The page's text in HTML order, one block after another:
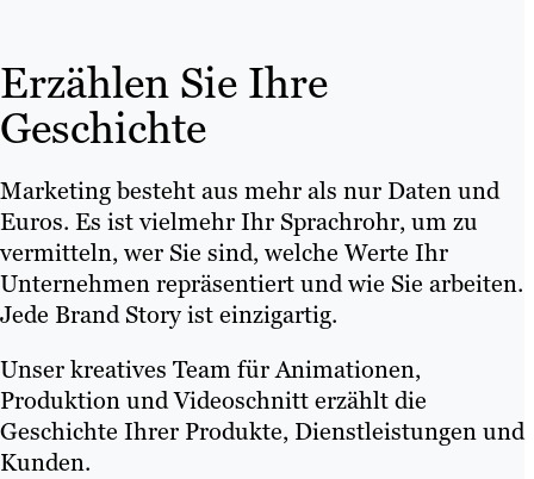
Erzählen Sie Ihre
Geschichte
Marketing besteht aus mehr als nur Daten und
Euros. Es ist vielmehr Ihr Sprachrohr, um zu
vermitteln, wer Sie sind, welche Werte Ihr
Unternehmen repräsentiert und wie Sie arbeiten.
Jede Brand Story ist einzigartig.
Unser kreatives Team für Animationen,
Produktion und Videoschnitt erzählt die
Geschichte Ihrer Produkte, Dienstleistungen und
Kunden.